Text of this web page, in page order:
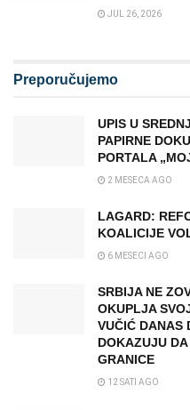
JUL 26, 2026
Preporučujemo
UPIS U
PAPIRNE
PORTALA
2 MESECA AGO
LAGARD:
KOALICIJE
6 MESECI AGO
SRBIJA NE
OKUPLJA
VUČIĆ DANAS
DOKAZUJU
GRANICE
12 SATI AGO